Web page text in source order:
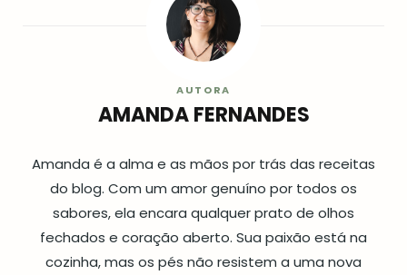
AUTORA
AMANDA FERNANDES
Amanda é a alma e as mãos por trás das receitas
do blog. Com um amor genuíno por todos os
sabores, ela encara qualquer prato de olhos
fechados e coração aberto. Sua paixão está na
cozinha, mas os pés não resistem a uma nova